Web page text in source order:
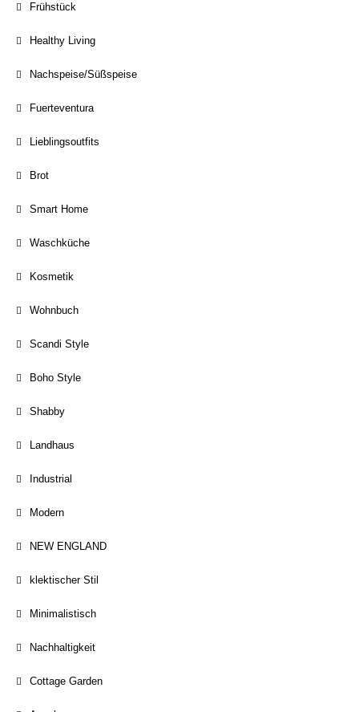
Frühstück
Healthy Living
Nachspeise/Süßspeise
Fuerteventura
Lieblingsoutfits
Brot
Smart Home
Waschküche
Kosmetik
Wohnbuch
Scandi Style
Boho Style
Shabby
Landhaus
Industrial
Modern
NEW ENGLAND
klektischer Stil
Minimalistisch
Nachhaltigkeit
Cottage Garden